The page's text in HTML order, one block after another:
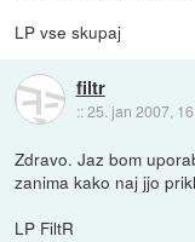
LP vse skupaj
filtr
::25. jan 2007,
Zdravo. Jaz bom
zanima kako naj jjo
LP FiltR